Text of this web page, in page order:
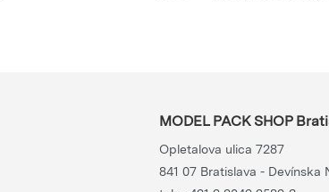
MODEL PACK SHOP
Opletalova ulica 7287
841 07 Bratislava - Devínska